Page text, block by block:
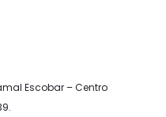
Escobar – Centro